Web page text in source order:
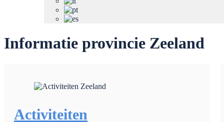
Informatie provincie Zeeland
Activiteiten